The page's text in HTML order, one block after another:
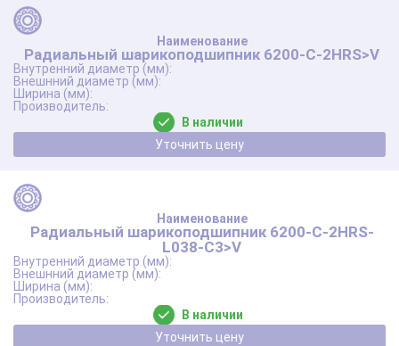
Радиальный шарикоподшипник 6200-C-2HRS>V
В наличии
Уточнить цену
Радиальный шарикоподшипник 6200-C-2HRS-
L038-C3>V
В наличии
Уточнить цену